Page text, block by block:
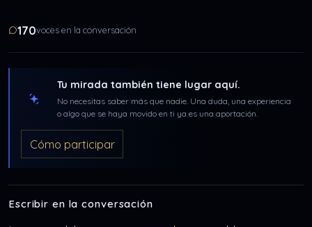
170voces en la conversación
Tu mirada también tiene lugar aquí.
No necesitas saber más que nadie. Una duda, una experiencia
o algo que se haya movido en ti ya es una aportación.
Cómo participar
Escribir en la conversación